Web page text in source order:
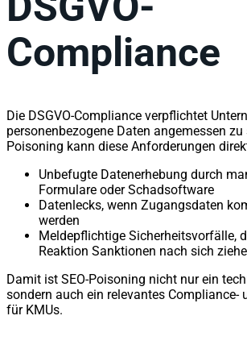
Compliance
Die DSGVO-Compliance verpflichtet
personenbezogene Daten angemessen zu
Poisoning kann diese Anforderungen
Unbefugte Datenerhebung durch
Formulare oder Schadsoftware
Datenlecks, wenn Zugangsdaten
werden
Meldepflichtige Sicherheitsvorfälle,
Reaktion Sanktionen nach sich
Damit ist SEO-Poisoning nicht nur ein
sondern auch ein relevantes Compliance-
für KMUs.